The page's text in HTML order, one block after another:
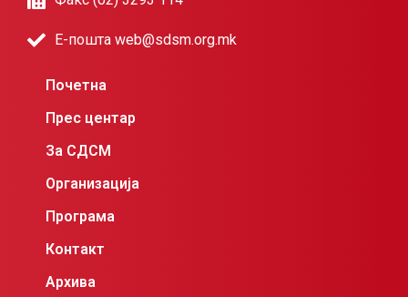
Е-пошта web@sdsm.org.mk
Почетна
Прес центар
За СДСМ
Организација
Програма
Контакт
Архива